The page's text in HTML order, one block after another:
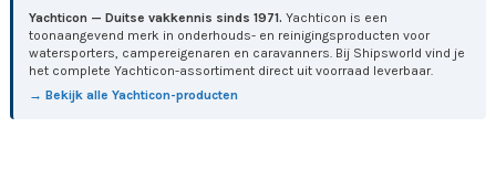
Yachticon — Duitse vakkennis sinds 1971. Yachticon is een
toonaangevend merk in onderhouds- en reinigingsproducten voor
watersporters, campereigenaren en caravanners. Bij Shipsworld vind je
het complete Yachticon-assortiment direct uit voorraad leverbaar.
→ Bekijk alle Yachticon-producten